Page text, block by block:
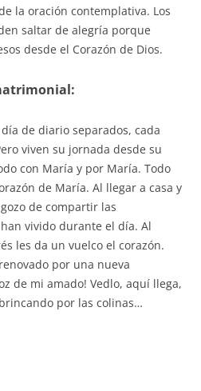
la oración contemplativa. Los
saltar de alegría porque
desde el Corazón de Dios.
de diario separados, cada
viven su jornada desde su
con María y por María. Todo
de María. Al llegar a casa y
de compartir las
vivido durante el día. Al
les da un vuelco el corazón.
por una nueva
de mi amado! Vedlo, aquí llega,
por las colinas…